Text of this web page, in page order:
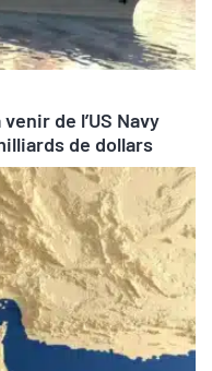
de l’US Navy
de dollars